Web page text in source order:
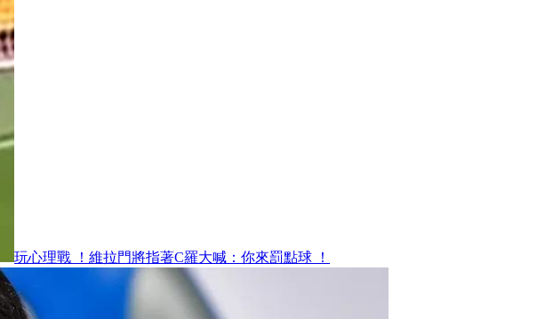
玩心理戰 ！維拉門將指著C羅大喊：你來罰點球 ！